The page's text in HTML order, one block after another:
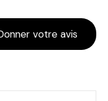
votre avis